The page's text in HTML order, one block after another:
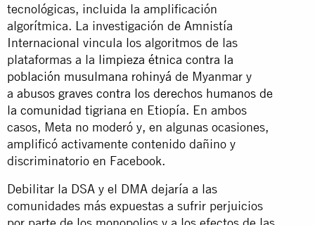
tecnológicas, incluida la amplificación
algorítmica. La investigación de Amnistía
Internacional vincula los algoritmos de las
plataformas a la limpieza étnica contra la
población musulmana rohinyá de Myanmar y
a abusos graves contra los derechos humanos de
la comunidad tigriana en Etiopía. En ambos
casos, Meta no moderó y, en algunas ocasiones,
amplificó activamente contenido dañino y
discriminatorio en Facebook.
Debilitar la DSA y el DMA dejaría a las
comunidades más expuestas a sufrir perjuicios